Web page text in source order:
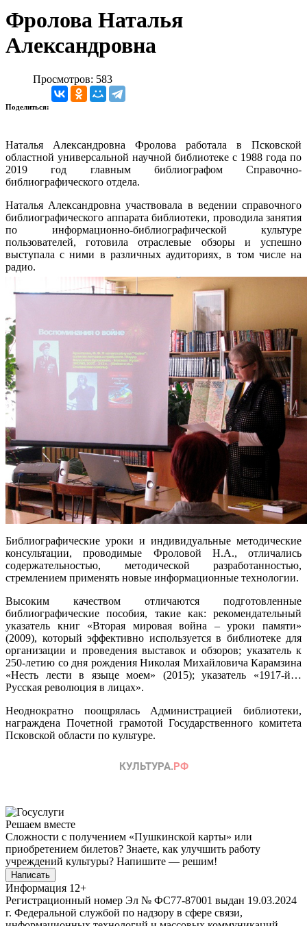
Фролова Наталья
Александровна
Просмотров: 583
Поделиться:
Наталья Александровна Фролова работала в Псковской
областной универсальной научной библиотеке с 1988 года по
2019 год главным библиографом Справочно-
библиографического отдела.
Наталья Александровна участвовала в ведении справочного
библиографического аппарата библиотеки, проводила занятия
по информационно-библиографической культуре
пользователей, готовила отраслевые обзоры и успешно
выступала с ними в различных аудиториях, в том числе на
радио.
Библиографические уроки и индивидуальные методические
консультации, проводимые Фроловой Н.А., отличались
содержательностью, методической разработанностью,
стремлением применять новые информационные технологии.
Высоким качеством отличаются подготовленные
библиографические пособия, такие как: рекомендательный
указатель книг «Вторая мировая война – уроки памяти»
(2009), который эффективно используется в библиотеке для
организации и проведения выставок и обзоров; указатель к
250-летию со дня рождения Николая Михайловича Карамзина
«Несть лести в языце моем» (2015); указатель «1917-й…
Русская революция в лицах».
Неоднократно поощрялась Администрацией библиотеки,
награждена Почетной грамотой Государственного комитета
Псковской области по культуре.
Решаем вместе
Сложности с получением «Пушкинской карты» или
приобретением билетов? Знаете, как улучшить работу
учреждений культуры? Напишите — решим!
Написать
Информация 12+
Регистрационный номер Эл № ФС77-87001 выдан 19.03.2024
г. Федеральной службой по надзору в сфере связи,